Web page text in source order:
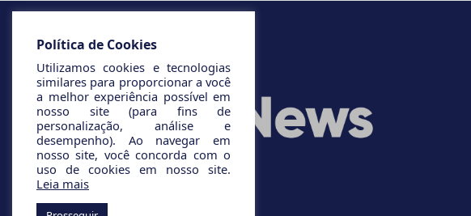
Política de Cookies
Utilizamos cookies e tecnologias
similares para proporcionar a você
a melhor experiência possível em
nosso site (para fins de
personalização, análise e
desempenho). Ao navegar em
nosso site, você concorda com o
uso de cookies em nosso site.
Leia mais